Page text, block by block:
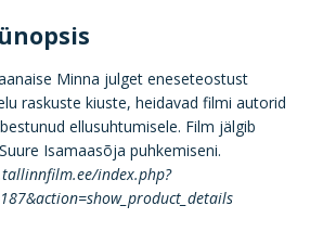
Minna julget eneseteostust
raskuste kiuste, heidavad filmi autorid
ellusuhtumisele. Film jälgib
Isamaasõja puhkemiseni.
index.php?